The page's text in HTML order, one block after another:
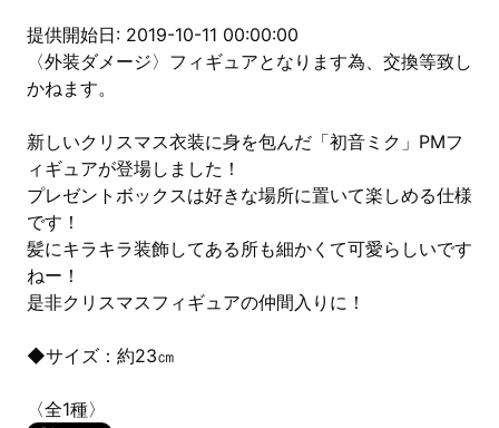
提供開始日: 2019-10-11 00:00:00
〈外装ダメージ〉フィギュアとなります為、交換等致し
かねます。
新しいクリスマス衣装に身を包んだ「初音ミク」PMフ
ィギュアが登場しました！
プレゼントボックスは好きな場所に置いて楽しめる仕様
です！
髪にキラキラ装飾してある所も細かくて可愛らしいです
ねー！
是非クリスマスフィギュアの仲間入りに！
◆サイズ：約23㎝
〈全1種〉